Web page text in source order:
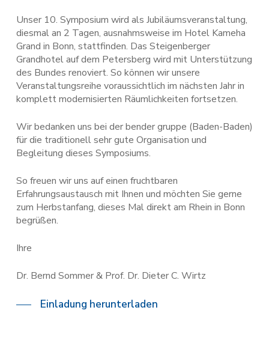
Unser 10. Symposium wird als Jubiläumsveranstaltung,
diesmal an 2 Tagen, ausnahmsweise im Hotel Kameha
Grand in Bonn, stattfinden. Das Steigenberger
Grandhotel auf dem Petersberg wird mit Unterstützung
des Bundes renoviert. So können wir unsere
Veranstaltungsreihe voraussichtlich im nächsten Jahr in
komplett modernisierten Räumlichkeiten fortsetzen.
Wir bedanken uns bei der bender gruppe (Baden-Baden)
für die traditionell sehr gute Organisation und
Begleitung dieses Symposiums.
So freuen wir uns auf einen fruchtbaren
Erfahrungsaustausch mit Ihnen und möchten Sie gerne
zum Herbstanfang, dieses Mal direkt am Rhein in Bonn
begrüßen.
Ihre
Dr. Bernd Sommer & Prof. Dr. Dieter C. Wirtz
Einladung herunterladen